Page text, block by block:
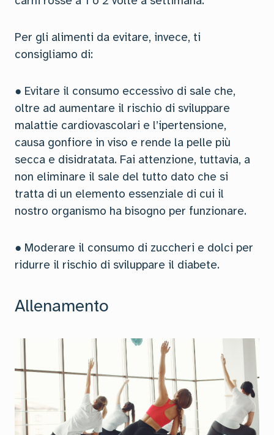
Per gli alimenti da evitare, invece, ti
consigliamo di:
● Evitare il consumo eccessivo di sale che,
oltre ad aumentare il rischio di sviluppare
malattie cardiovascolari e l’ipertensione,
causa gonfiore in viso e rende la pelle più
secca e disidratata. Fai attenzione, tuttavia, a
non eliminare il sale del tutto dato che si
tratta di un elemento essenziale di cui il
nostro organismo ha bisogno per funzionare.
● Moderare il consumo di zuccheri e dolci per
ridurre il rischio di sviluppare il diabete.
Allenamento